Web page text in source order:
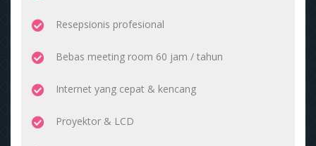
Resepsionis profesional
Bebas meeting room 60 jam / tahun
Internet yang cepat & kencang
Proyektor & LCD